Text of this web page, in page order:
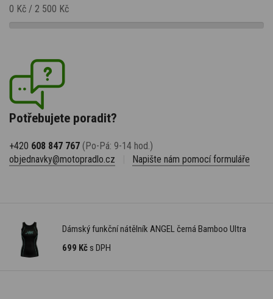
0 Kč / 2 500 Kč
Potřebujete poradit?
+420 608 847 767 (Po-Pá: 9-14 hod.)
objednavky@motopradlo.cz
Napište nám pomocí formuláře
Dámský funkční nátělník ANGEL černá Bamboo Ultra
699 Kčs DPH